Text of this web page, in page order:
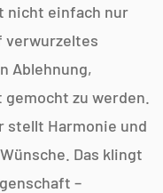
nicht einfach nur
verwurzeltes
Ablehnung,
zu werden.
stellt Harmonie und
Das klingt
–